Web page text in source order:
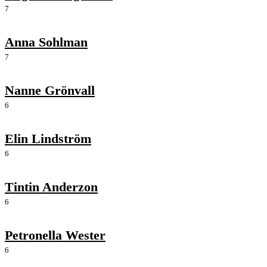
7
Anna Sohlman
7
Nanne Grönvall
6
Elin Lindström
6
Tintin Anderzon
6
Petronella Wester
6